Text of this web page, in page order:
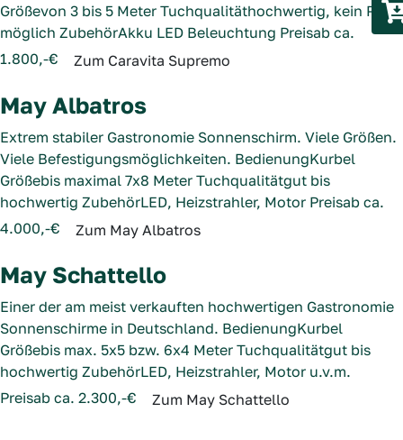
Größevon 3 bis 5 Meter Tuchqualitäthochwertig, kein PVC
möglich ZubehörAkku LED Beleuchtung Preisab ca.
1.800,-€
Zum Caravita Supremo
May Albatros
Extrem stabiler Gastronomie Sonnenschirm. Viele Größen.
Viele Befestigungsmöglichkeiten. BedienungKurbel
Größebis maximal 7x8 Meter Tuchqualitätgut bis
hochwertig ZubehörLED, Heizstrahler, Motor Preisab ca.
4.000,-€
Zum May Albatros
May Schattello
Einer der am meist verkauften hochwertigen Gastronomie
Sonnenschirme in Deutschland. BedienungKurbel
Größebis max. 5x5 bzw. 6x4 Meter Tuchqualitätgut bis
hochwertig ZubehörLED, Heizstrahler, Motor u.v.m.
Preisab ca. 2.300,-€ Zum May Schattello